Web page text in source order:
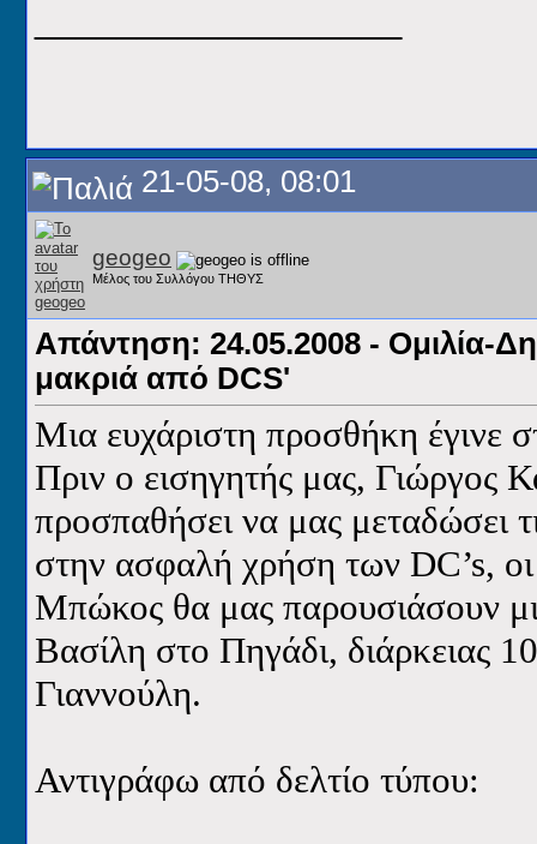
21-05-08, 08:01
geogeo
Μέλος του Συλλόγου ΤΗΘΥΣ
Απάντηση: 24.05.2008 - Ομιλία-
μακριά από DCS'
Μια ευχάριστη προσθήκη έγινε
Πριν ο εισηγητής μας, Γιώργος
προσπαθήσει να μας μεταδώσει
στην ασφαλή χρήση των DC’s,
Μπώκος θα μας παρουσιάσουν
Βασίλη στο Πηγάδι, διάρκειας
Γιαννούλη.
Αντιγράφω από δελτίο τύπου: